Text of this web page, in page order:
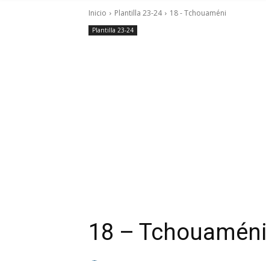
Inicio Plantilla 23-24 18 - Tchouaméni
Plantilla 23-24
18 – Tchouaméni